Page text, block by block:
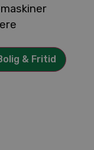
& Fritid